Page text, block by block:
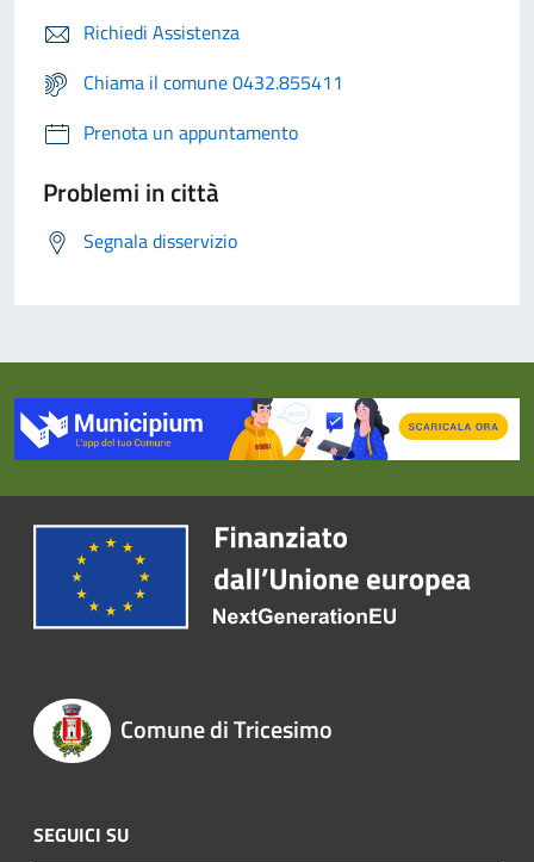
Richiedi Assistenza
Chiama il comune 0432.855411
Prenota un appuntamento
Problemi in città
Segnala disservizio
Comune di Tricesimo
SEGUICI SU